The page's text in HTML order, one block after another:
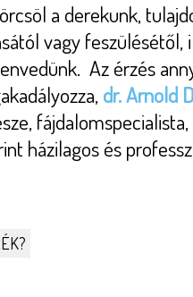
a derekunk,
vagy
Az érzés
dr. Arnold
házilagos és